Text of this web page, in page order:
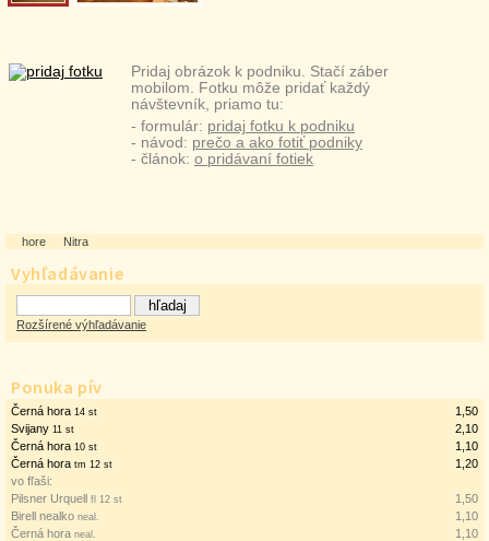
Vyhľadávanie
Rozšírené výhľadávanie
Ponuka pív
Černá hora 14 st
1,50
Svijany 11 st
2,10
Černá hora 10 st
1,10
Černá hora tm 12 st
1,20
vo fľaši:
Pilsner Urquell fl 12 st
1,50
Birell nealko neal.
1,10
Černá hora neal. 1,10
Pridaj obrázok k podniku. Stačí záber
mobilom. Fotku môže pridať každý
návštevník, priamo tu:
- formulár: pridaj fotku k podniku
- návod: prečo a ako fotiť podniky
- článok: o pridávaní fotiek
hore Nitra